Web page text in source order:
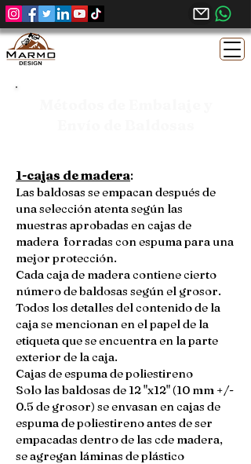
1-cajas de madera:
Las baldosas se empacan después de
una selección atenta según las
muestras aprobadas en cajas de
madera forradas con espuma para una
mejor protección.
Cada caja de madera contiene cierto
número de baldosas según el grosor.
Todos los detalles del contenido de la
caja se mencionan en el papel de la
etiqueta que se encuentra en la parte
exterior de la caja.
Cajas de espuma de poliestireno
Solo las baldosas de 12 "x12" (10 mm +/-
0.5 de grosor) se envasan en cajas de
espuma de poliestireno antes de ser
empacadas dentro de las cde madera,
se agregan láminas de plástico